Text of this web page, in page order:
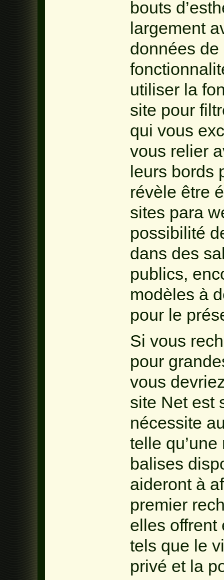
bouts
largement
données
utiliser la
site pour
qui vous
vous relier
leurs bords
révèle être
sites para
possibilité
dans des
publics,
modèles à
pour le
Si vous
pour
vous
site Net est
nécessite
telle
balises
aideront à
premier
elles offrent
tels que le
privé et la